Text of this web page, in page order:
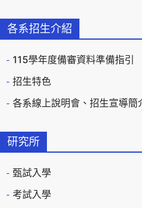
各系招生介紹
115學年度備審資料準備指引
招生特色
各系線上說明會、招生宣導簡
研究所
甄試入學
考試入學